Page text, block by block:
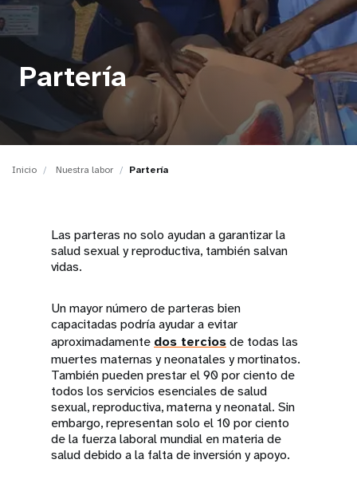
t
n
Partería
Inicio Nuestra labor Partería
Las parteras no solo ayudan a garantizar la
salud sexual y reproductiva, también salvan
vidas.
Un mayor número de parteras bien
capacitadas podría ayudar a evitar
aproximadamente dos terciosde todas las
muertes maternas y neonatales y mortinatos.
También pueden prestar el 90 por ciento de
todos los servicios esenciales de salud
sexual, reproductiva, materna y neonatal. Sin
embargo, representan solo el 10 por ciento
de la fuerza laboral mundial en materia de
salud debido a la falta de inversión y apoyo.